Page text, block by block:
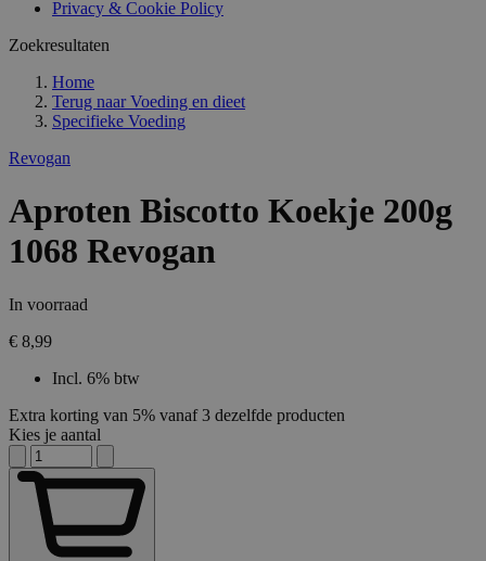
Privacy & Cookie Policy
Zoekresultaten
Home
Terug naar Voeding en dieet
Specifieke Voeding
Revogan
Aproten Biscotto Koekje 200g
1068 Revogan
In voorraad
€ 8,99
Incl. 6% btw
Extra korting van 5% vanaf 3 dezelfde producten
Kies je aantal